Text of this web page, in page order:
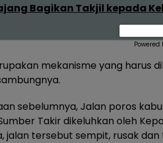
Bagikan Takjil kepada
Powered
mekanisme yang harus
sebelumnya, Jalan poros
Takir dikeluhkan oleh
jalan tersebut sempit, rusak